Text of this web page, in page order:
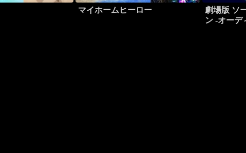
マイホームヒーロー
劇場版 ソ
ン -オーデ